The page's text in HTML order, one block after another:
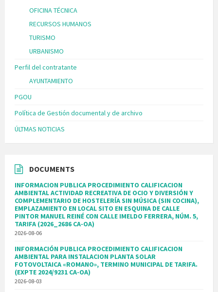
OFICINA TÉCNICA
RECURSOS HUMANOS
TURISMO
URBANISMO
Perfil del contratante
AYUNTAMIENTO
PGOU
Política de Gestión documental y de archivo
ÚLTMAS NOTICIAS
DOCUMENTS
INFORMACION PUBLICA PROCEDIMIENTO CALIFICACION
AMBIENTAL ACTIVIDAD RECREATIVA DE OCIO Y DIVERSIÓN Y
COMPLEMENTARIO DE HOSTELERÍA SIN MÚSICA (SIN COCINA),
EMPLAZAMIENTO EN LOCAL SITO EN ESQUINA DE CALLE
PINTOR MANUEL REINÉ CON CALLE IMELDO FERRERA, NÚM. 5,
TARIFA (2026_2686 CA-OA)
2026-08-06
INFORMACIÓN PUBLICA PROCEDIMIENTO CALIFICACION
AMBIENTAL PARA INSTALACION PLANTA SOLAR
FOTOVOLTAICA «ROMANO», TERMINO MUNICIPAL DE TARIFA.
(EXPTE 2024/9231 CA-OA)
2026-08-03